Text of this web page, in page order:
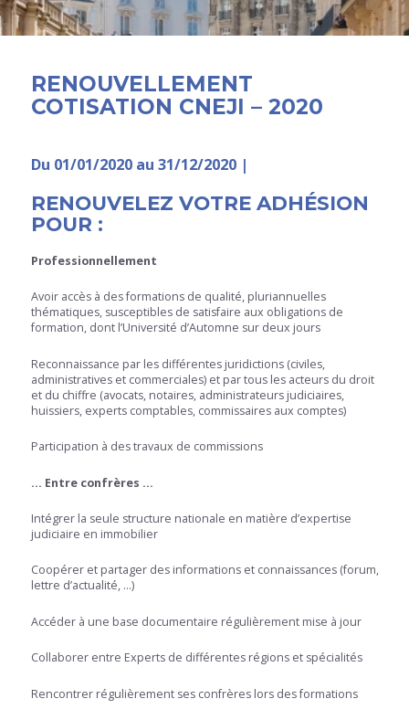
RENOUVELLEMENT
COTISATION CNEJI – 2020
Du 01/01/2020 au 31/12/2020 |
RENOUVELEZ VOTRE ADHÉSION
POUR :
Professionnellement
Avoir accès à des formations de qualité, pluriannuelles
thématiques, susceptibles de satisfaire aux obligations de
formation, dont l’Université d’Automne sur deux jours
Reconnaissance par les différentes juridictions (civiles,
administratives et commerciales) et par tous les acteurs du droit
et du chiffre (avocats, notaires, administrateurs judiciaires,
huissiers, experts comptables, commissaires aux comptes)
Participation à des travaux de commissions
… Entre confrères …
Intégrer la seule structure nationale en matière d’expertise
judiciaire en immobilier
Coopérer et partager des informations et connaissances (forum,
lettre d’actualité, …)
Accéder à une base documentaire régulièrement mise à jour
Collaborer entre Experts de différentes régions et spécialités
Rencontrer régulièrement ses confrères lors des formations